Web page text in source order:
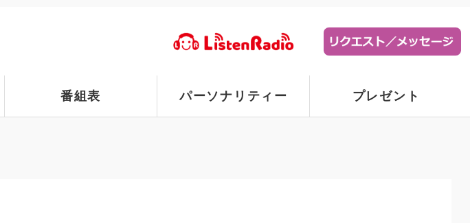
番組表 パーソナリティー プレゼント